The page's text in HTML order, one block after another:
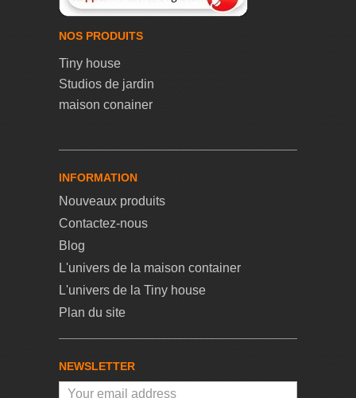
NOS PRODUITS
Tiny house
Studios de jardin
maison conainer
INFORMATION
Nouveaux produits
Contactez-nous
Blog
L'univers de la maison container
L'univers de la Tiny house
Plan du site
NEWSLETTER